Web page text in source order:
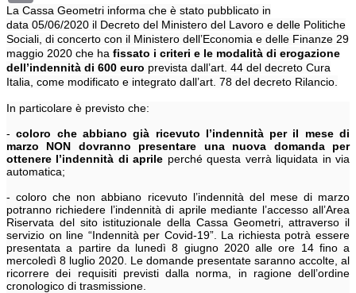
La Cassa Geometri informa che è stato pubblicato in
data 05/06/2020 il Decreto del Ministero del Lavoro e delle Politiche
Sociali, di concerto con il Ministero dell’Economia e delle Finanze 29
maggio 2020 che ha fissato i criteri e le modalità di erogazione
dell’indennità di 600 euro prevista dall’art. 44 del decreto Cura
Italia, come modificato e integrato dall’art. 78 del decreto Rilancio.
In particolare è previsto che:
-coloro che abbiano già ricevuto l’indennità per il mese di
marzo NON dovranno presentare una nuova domanda per
ottenere l’indennità di aprile perché questa verrà liquidata in via
automatica;
- coloro che non abbiano ricevuto l’indennità del mese di marzo
potranno richiedere l’indennità di aprile mediante l’accesso all’Area
Riservata del sito istituzionale della Cassa Geometri, attraverso il
servizio on line “Indennità per Covid-19”. La richiesta potrà essere
presentata a partire da lunedì 8 giugno 2020 alle ore 14 fino a
mercoledì 8 luglio 2020. Le domande presentate saranno accolte, al
ricorrere dei requisiti previsti dalla norma, in ragione dell’ordine
cronologico di trasmissione.